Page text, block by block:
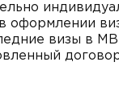
оформлении
визы в